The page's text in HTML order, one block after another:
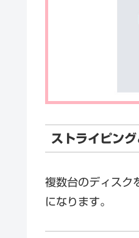
ストライピング
複数台のディスク
になります。